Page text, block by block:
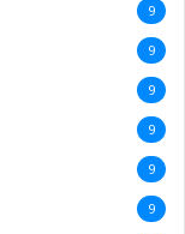
9
9
9
9
9
9